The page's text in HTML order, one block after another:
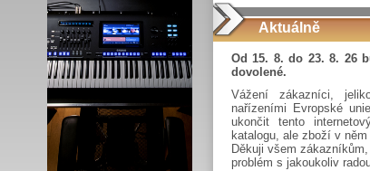
Aktuálně
Od 15. 8. do 23. 8. 26
dovolené.
Vážení zákazníci,
nařízeními Evropské
ukončit tento
katalogu, ale zboží v
Děkuji všem
problém s jakoukoliv